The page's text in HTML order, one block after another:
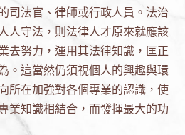
司法官、律師或行政人員。法治
人守法，則法律人才原來就應該
去努力，運用其法律知識，匡正
。這當然仍須視個人的興趣與環
所在加強對各個專業的認識，使
業知識相結合，而發揮最大的功